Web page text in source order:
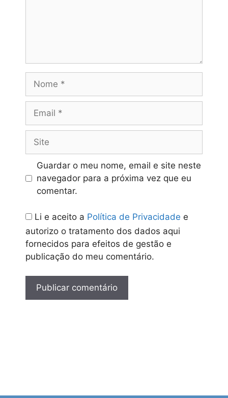
Nome
Email
Site
Guardar o meu nome, email e site neste
navegador para a próxima vez que eu
comentar.
Li e aceito a Política de Privacidade e
autorizo o tratamento dos dados aqui
fornecidos para efeitos de gestão e
publicação do meu comentário.